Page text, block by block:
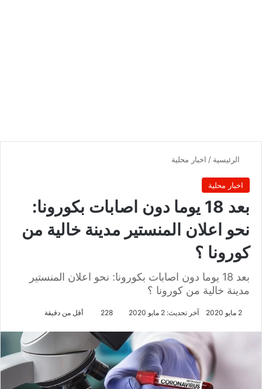
الرئيسية / اخبار محلية
اخبار محلية
بعد 18 يوما دون اصابات بكورونا:
نحو اعلان المنستير مدينة خالية من
كورونا ؟
بعد 18 يوما دون اصابات بكورونا: نحو اعلان المنستير
مدينة خالية من كورونا ؟
2 مايو 2020 آخر تحديث: 2 مايو 2020 228 أقل من دقيقة